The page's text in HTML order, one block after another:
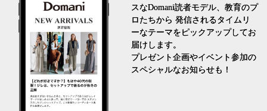
スなDomani読者モデル、教育のプ
ロたちから 発信されるタイムリ
ーなテーマをピックアップしてお
届けします。
プレゼント企画やイベント参加の
スペシャルなお知らせも！